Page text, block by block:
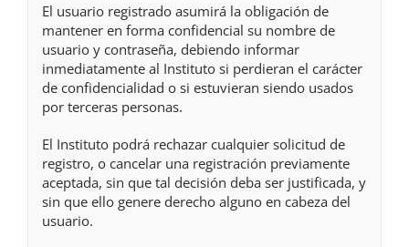
El usuario registrado asumirá la obligación de
mantener en forma confidencial su nombre de
usuario y contraseña, debiendo informar
inmediatamente al Instituto si perdieran el carácter
de confidencialidad o si estuvieran siendo usados
por terceras personas.
El Instituto podrá rechazar cualquier solicitud de
registro, o cancelar una registración previamente
aceptada, sin que tal decisión deba ser justificada, y
sin que ello genere derecho alguno en cabeza del
usuario.